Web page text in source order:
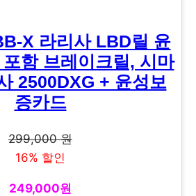
X 라리사 LBD릴 윤
함 브레이크릴, 시마
2500DXG + 윤성보
증카드
299,000 원
16% 할인
249,000원